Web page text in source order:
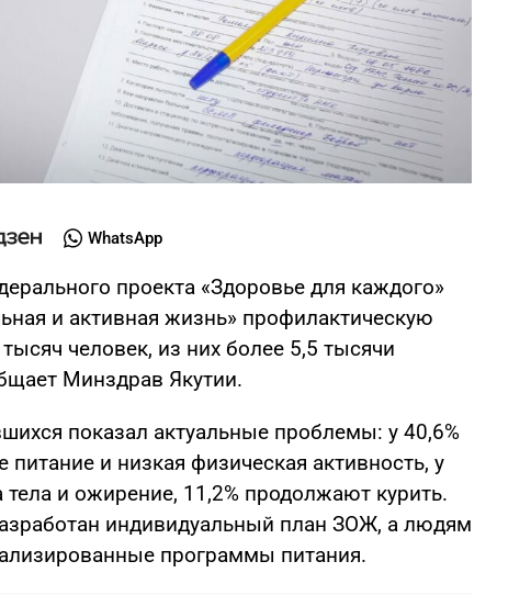
WhatsApp
проекта «Здоровье для каждого»
и активная жизнь» профилактическую
человек, из них более 5,5 тысячи
Минздрав Якутии.
показал актуальные проблемы: у 40,6%
и низкая физическая активность, у
и ожирение, 11,2% продолжают курить.
индивидуальный план ЗОЖ, а людям
программы питания.